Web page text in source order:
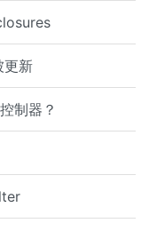
更新
制器？